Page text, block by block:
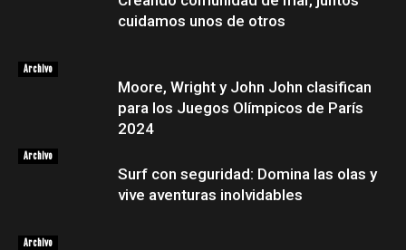
cuidamos unos de otros
Archivo
Moore, Wright y John John clasifican
para los Juegos Olímpicos de París
2024
Archivo
Surf con seguridad: Domina las olas y
vive aventuras inolvidables
Archivo